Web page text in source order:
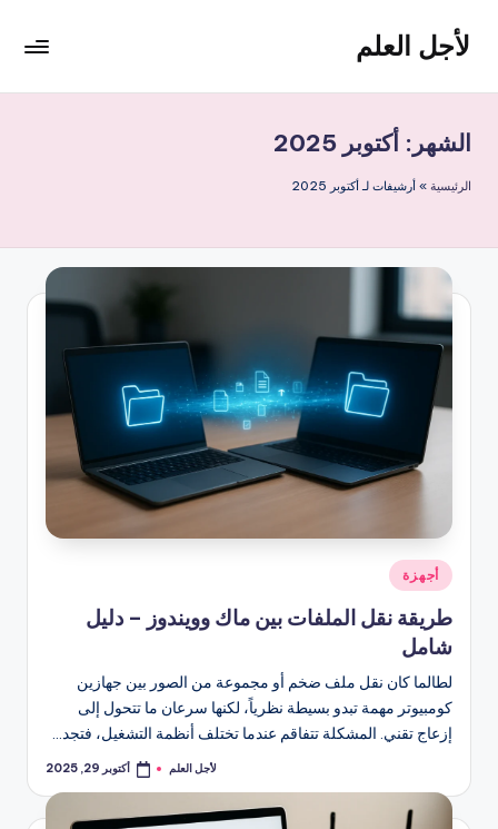
التجاوز
المحتوى
لأجل العلم
موقع
يهتم
بأخبار
الشهر: أكتوبر 2025
الرئيسية » أرشيفات لـ أكتوبر 2025
نُشر
في
أجهزة
طريقة نقل الملفات بين ماك وويندوز – دليل
شامل
لطالما كان نقل ملف ضخم أو مجموعة من الصور بين جهازين
كومبيوتر مهمة تبدو بسيطة نظرياً، لكنها سرعان ما تتحول إلى
إزعاج تقني. المشكلة تتفاقم عندما تختلف أنظمة التشغيل، فتجد…
تمّ
لأجل العلم أكتوبر 29, 2025